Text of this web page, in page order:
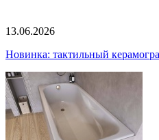
13.06.2026
Новинка: тактильный